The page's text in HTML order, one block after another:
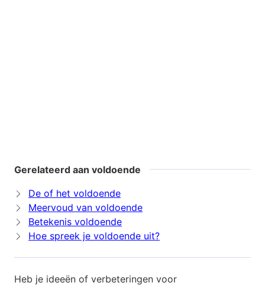
Gerelateerd aan voldoende
De of het voldoende
Meervoud van voldoende
Betekenis voldoende
Hoe spreek je voldoende uit?
Heb je ideeën of verbeteringen voor